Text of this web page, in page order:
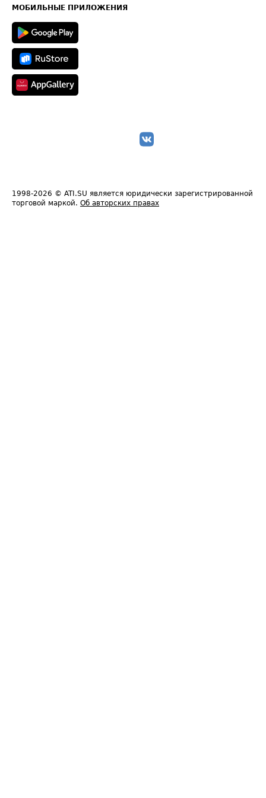
Техническая информация
МОБИЛЬНЫЕ ПРИЛОЖЕНИЯ
1998-2026 © ATI.SU является юридически зарегистрированной
торговой маркой. Об авторских правах